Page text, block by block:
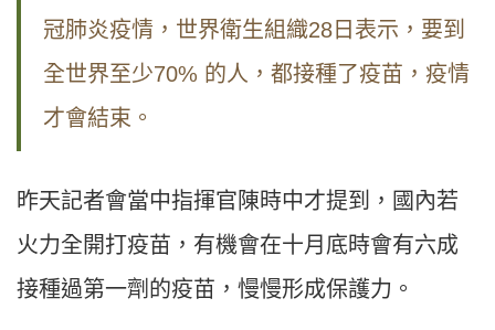
冠肺炎疫情，世界衛生組織28 日表示，要到
全世界至少70% 的人，都接種了疫苗，疫情
才會結束。
昨天記者會當中指揮官陳時中才提到，國內若
火力全開打疫苗，有機會在十月底時會有六成
接種過第一劑的疫苗，慢慢形成保護力。